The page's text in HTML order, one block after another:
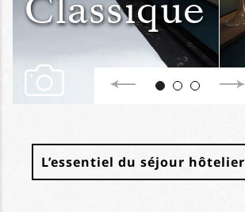
Classique
L’essentiel du séjour hôtelier